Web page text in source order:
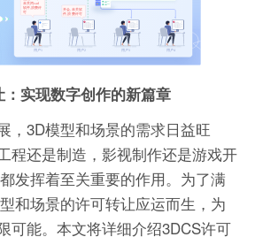
实现数字创作的新篇章
，3D模型和场景的需求日益旺
程还是制造，影视制作还是游戏开
发挥着至关重要的作用。为了满
和场景的许可转让应运而生，为
可能。本文将详细介绍3DCS许可